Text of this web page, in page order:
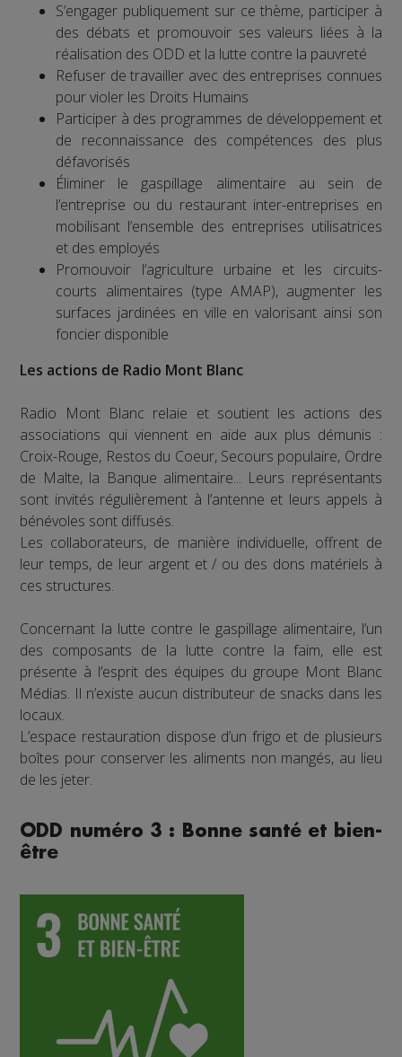
S’engager publiquement sur ce thème, participer à
des débats et promouvoir ses valeurs liées à la
réalisation des ODD et la lutte contre la pauvreté
Refuser de travailler avec des entreprises connues
pour violer les Droits Humains
Participer à des programmes de développement et
de reconnaissance des compétences des plus
défavorisés
Éliminer le gaspillage alimentaire au sein de
l’entreprise ou du restaurant inter-entreprises en
mobilisant l’ensemble des entreprises utilisatrices
et des employés
Promouvoir l’agriculture urbaine et les circuits-
courts alimentaires (type AMAP), augmenter les
surfaces jardinées en ville en valorisant ainsi son
foncier disponible
Les actions de Radio Mont Blanc
Radio Mont Blanc relaie et soutient les actions des
associations qui viennent en aide aux plus démunis :
Croix-Rouge, Restos du Coeur, Secours populaire, Ordre
de Malte, la Banque alimentaire... Leurs représentants
sont invités régulièrement à l’antenne et leurs appels à
bénévoles sont diffusés.
Les collaborateurs, de manière individuelle, offrent de
leur temps, de leur argent et / ou des dons matériels à
ces structures.
Concernant la lutte contre le gaspillage alimentaire, l’un
des composants de la lutte contre la faim, elle est
présente à l’esprit des équipes du groupe Mont Blanc
Médias. Il n’existe aucun distributeur de snacks dans les
locaux.
L’espace restauration dispose d’un frigo et de plusieurs
boîtes pour conserver les aliments non mangés, au lieu
de les jeter.
ODD numéro 3 : Bonne santé et bien-
être